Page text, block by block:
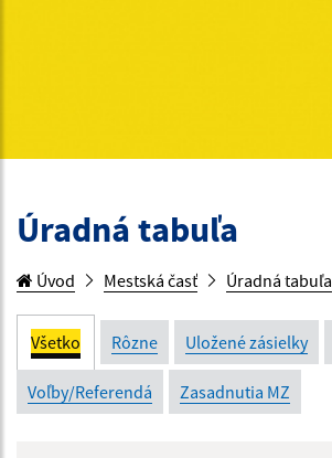
Úradná tabuľa
Úvod Mestská časť Úradná tabuľa
Všetko Rôzne Uložené zásielky
Voľby/Referendá Zasadnutia MZ